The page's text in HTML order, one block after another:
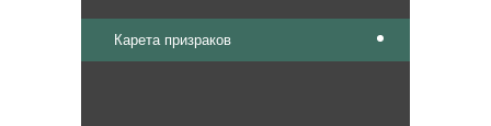
Карета призраков